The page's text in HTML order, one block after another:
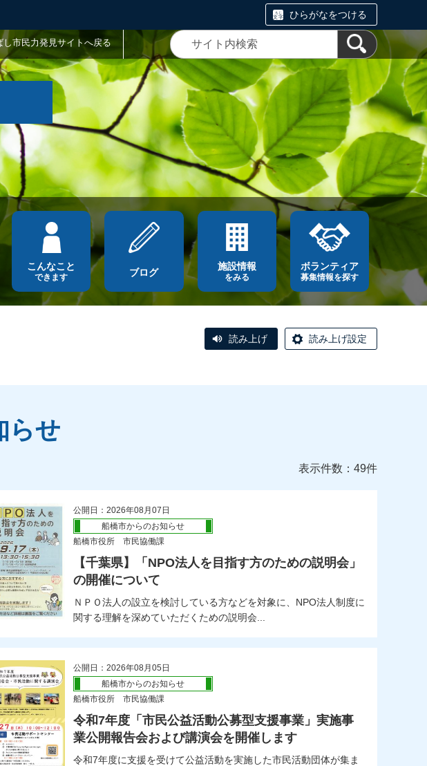
ひらがなをつける
し市民力発見サイトへ戻る
こんなこと
できます ブログ
施設情報
をみる
ボランティア
募集情報を探す
読み上げ 読み上げ設定
らせ
表示件数：49件
公開日：2026年08月07日
船橋市からのお知らせ
船橋市役所 市民協働課
【千葉県】「NPO法人を目指す方のための説明会」
の開催について
ＮＰＯ法人の設立を検討している方などを対象に、NPO法人制度に
関する理解を深めていただくための説明会...
公開日：2026年08月05日
船橋市からのお知らせ
船橋市役所 市民協働課
令和7年度「市民公益活動公募型支援事業」実施事
業公開報告会および講演会を開催します
令和7年度に支援を受けて公益活動を実施した市民活動団体が集ま